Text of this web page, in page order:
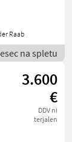
Raab
na spletu
3.600
€
DDV ni
terjalen